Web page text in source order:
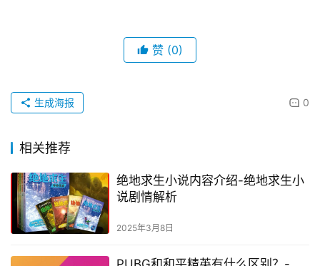
赞 (0)
0
生成海报
相关推荐
绝地求生小说内容介绍-绝地求生小
说剧情解析
2025年3月8日